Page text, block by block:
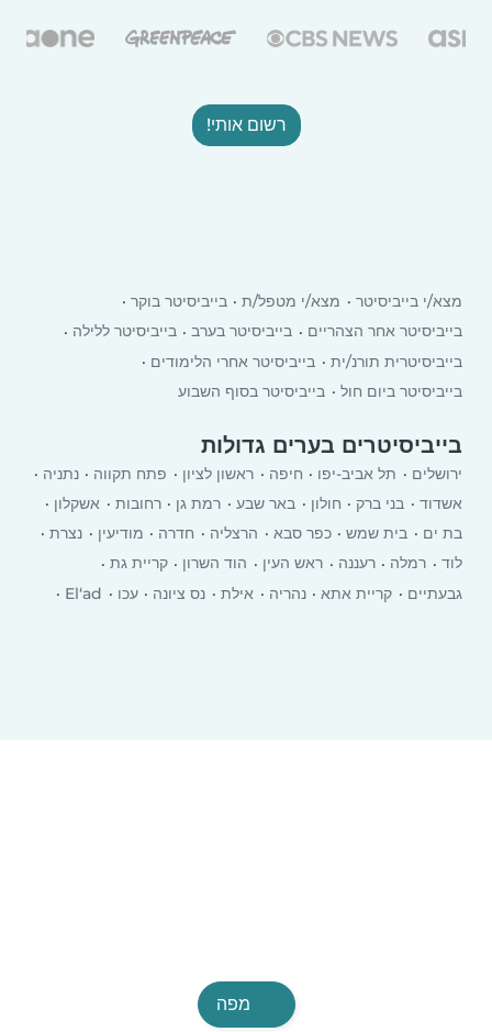
רשום אותי!
מצא/י בייביסיטר מצא/י מטפל/ת
בייביסיטר בוקר
בייביסיטר אחר הצהריים
בייביסיטר בערב
בייביסיטר ללילה
בייביסיטרית תורנ/ית
בייביסיטר אחרי הלימודים
בייביסיטר ביום חול
בייביסיטר בסוף השבוע
בייביסיטרים בערים גדולות
ירושלים תל אביב-יפו חיפה ראשון לציון פתח תקווה
נתניה
אשדוד
בני ברק חולון באר שבע רמת גן רחובות
אשקלון
בת ים
בית שמש כפר סבא הרצליה חדרה מודיעין
נצרת
לוד
רמלה רעננה ראש העין הוד השרון
קריית גת
גבעתיים
קריית אתא ‏נהריה אילת נס ציונה עכו
El‘ad
מפה